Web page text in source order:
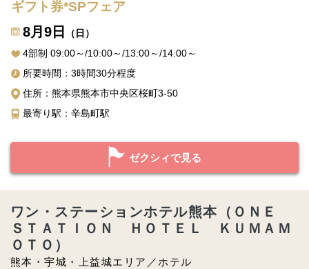
ギフト券*SPフェア
8月9日
（日）
4部制 09:00～/10:00～/13:00～/14:00～
所要時間：3時間30分程度
住所：熊本県熊本市中央区桜町3-50
最寄り駅：辛島町駅
ゼクシィで見る
熊本・宇城・上益城エリア／ホテル
ワン・ステーションホテル熊本（ＯＮＥ
ＳＴＡＴＩＯＮ ＨＯＴＥＬ ＫＵＭＡＭ
ＯＴＯ）